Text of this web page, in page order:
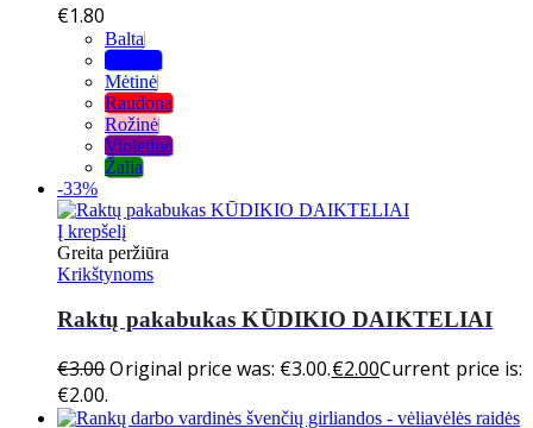
€1.80
Balta
Mėlyna
Mėtinė
Raudona
Rožinė
Violetinė
Žalia
-33%
Į krepšelį
Greita peržiūra
Krikštynoms
Raktų pakabukas KŪDIKIO DAIKTELIAI
€3.00Original price was: €3.00.€2.00Current price is:
€2.00.